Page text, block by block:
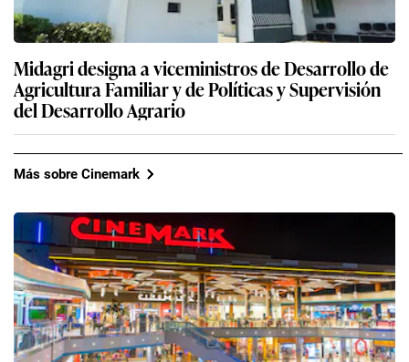
Midagri designa a viceministros de Desarrollo de
Agricultura Familiar y de Políticas y Supervisión
del Desarrollo Agrario
Más sobre Cinemark